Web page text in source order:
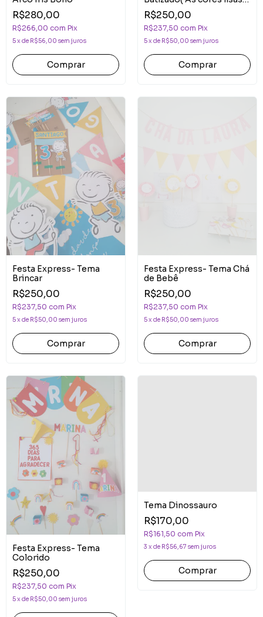
R$280,00
R$266,00 com Pix
5x de R$56,00 sem juros
podem ser Modificadas)
R$250,00
R$237,50 com Pix
5x de R$50,00 sem juros
Festa Express- Tema
Brincar
R$250,00
R$237,50 com Pix
5x de R$50,00 sem juros
Festa Express- Tema Chá
de Bebê
R$250,00
R$237,50 com Pix
5x de R$50,00 sem juros
Festa Express- Tema
Colorido
R$250,00
R$237,50 com Pix
5x de R$50,00 sem juros
Tema Dinossauro
R$170,00
R$161,50 com Pix
3 x de R$56,67 sem juros
Comprar